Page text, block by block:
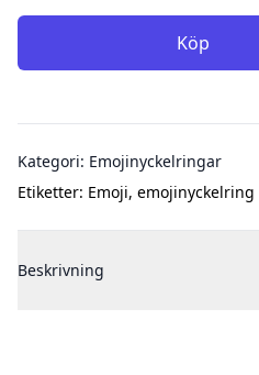
Köp
Kategori: Emojinyckelringar
Etiketter: Emoji, emojinyckelring
Beskrivning